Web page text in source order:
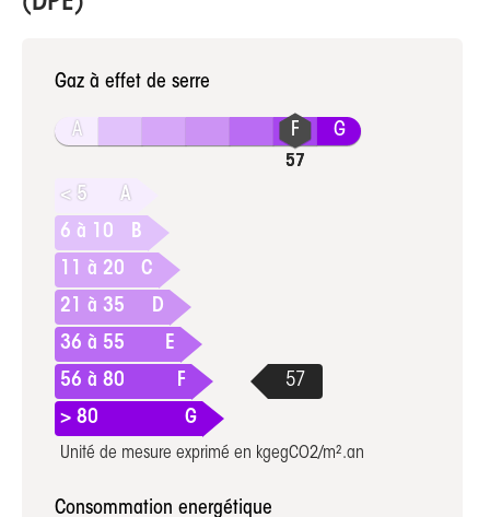
Gaz à effet de serre
A G
< 5
A
6 à 10
B
11 à 20
C
21 à 35
D
36 à 55
E
56 à 80
F
> 80
G
Unité de mesure exprimé en kgegCO2/m².an
Consommation energétique